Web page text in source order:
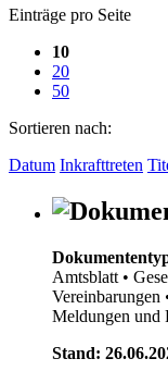
Einträge pro Seite
10
20
50
Sortieren nach:
Datum Inkrafttreten
Amtsblatt •
Vereinbarungen
Meldungen und
Stand: